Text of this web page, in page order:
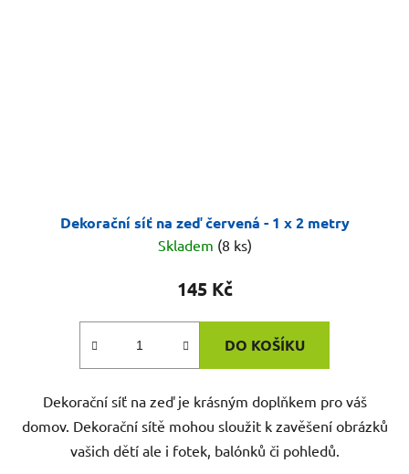
Dekorační síť na zeď červená - 1 x 2 metry
Skladem (8 ks)
145 Kč
DO KOŠÍKU
Dekorační síť na zeď je krásným doplňkem pro váš
domov. Dekorační sítě mohou sloužit k zavěšení obrázků
vašich dětí ale i fotek, balónků či pohledů.